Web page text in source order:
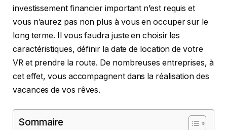
investissement financier important n’est requis et
vous n’aurez pas non plus à vous en occuper sur le
long terme. Il vous faudra juste en choisir les
caractéristiques, définir la date de location de votre
VR et prendre la route. De nombreuses entreprises, à
cet effet, vous accompagnent dans la réalisation des
vacances de vos rêves.
Sommaire